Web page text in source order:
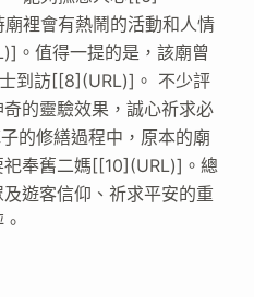
裡會有熱鬧的活動和人情
。值得一提的是，該廟曾
到訪[[8](URL)]。 不少評
的靈驗效果，誠心祈求必
的修繕過程中，原本的廟
奉舊二媽[[10](URL)]。總
遊客信仰、祈求平安的重